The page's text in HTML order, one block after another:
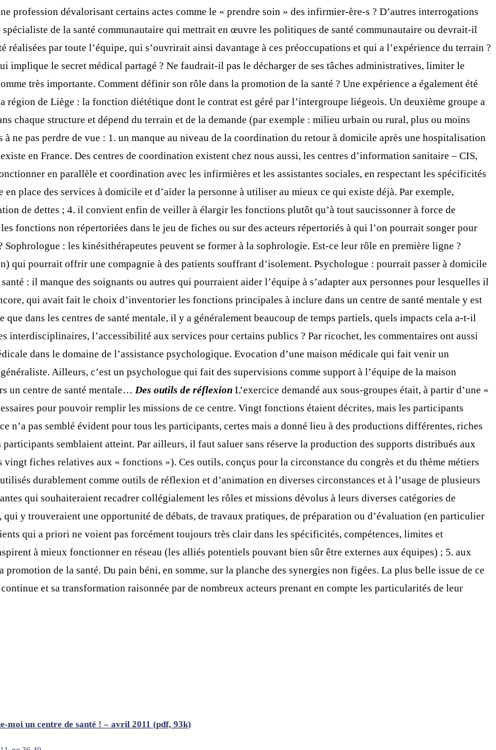
profession dévalorisant certains actes comme le « prendre soin » des infirmier-ère-s ? D’autres interrogations
de la santé communautaire qui mettrait en œuvre les politiques de santé communautaire ou devrait-il
par toute l’équipe, qui s’ouvrirait ainsi davantage à ces préoccupations et qui a l’expérience du terrain ?
implique le secret médical partagé ? Ne faudrait-il pas le décharger de ses tâches administratives, limiter le
très importante. Comment définir son rôle dans la promotion de la santé ? Une expérience a également été
région de Liège : la fonction diététique dont le contrat est géré par l’intergroupe liégeois. Un deuxième groupe a
chaque structure et dépend du terrain et de la demande (par exemple : milieu urbain ou rural, plus ou moins
ne pas perdre de vue : 1. un manque au niveau de la coordination du retour à domicile après une hospitalisation
en France. Des centres de coordination existent chez nous aussi, les centres d’information sanitaire – CIS,
en parallèle et coordination avec les infirmières et les assistantes sociales, en respectant les spécificités
place des services à domicile et d’aider la personne à utiliser au mieux ce qui existe déjà. Par exemple,
de dettes ; 4. il convient enfin de veiller à élargir les fonctions plutôt qu’à tout saucissonner à force de
fonctions non répertoriées dans le jeu de fiches ou sur des acteurs répertoriés à qui l’on pourrait songer pour
: les kinésithérapeutes peuvent se former à la sophrologie. Est-ce leur rôle en première ligne ?
qui pourrait offrir une compagnie à des patients souffrant d’isolement. Psychologue : pourrait passer à domicile
: il manque des soignants ou autres qui pourraient aider l’équipe à s’adapter aux personnes pour lesquelles il
qui avait fait le choix d’inventorier les fonctions principales à inclure dans un centre de santé mentale y est
que dans les centres de santé mentale, il y a généralement beaucoup de temps partiels, quels impacts cela a-t-il
interdisciplinaires, l’accessibilité aux services pour certains publics ? Par ricochet, les commentaires ont aussi
dans le domaine de l’assistance psychologique. Evocation d’une maison médicale qui fait venir un
Ailleurs, c’est un psychologue qui fait des supervisions comme support à l’équipe de la maison
un centre de santé mentale… Des outils de réflexion L’exercice demandé aux sous-groupes était, à partir d’une «
pour pouvoir remplir les missions de ce centre. Vingt fonctions étaient décrites, mais les participants
n’a pas semblé évident pour tous les participants, certes mais a donné lieu à des productions différentes, riches
semblaient atteint. Par ailleurs, il faut saluer sans réserve la production des supports distribués aux
fiches relatives aux « fonctions »). Ces outils, conçus pour la circonstance du congrès et du thème métiers
durablement comme outils de réflexion et d’animation en diverses circonstances et à l’usage de plusieurs
qui souhaiteraient recadrer collégialement les rôles et missions dévolus à leurs diverses catégories de
y trouveraient une opportunité de débats, de travaux pratiques, de préparation ou d’évaluation (en particulier
qui a priori ne voient pas forcément toujours très clair dans les spécificités, compétences, limites et
à mieux fonctionner en réseau (les alliés potentiels pouvant bien sûr être externes aux équipes) ; 5. aux
de la santé. Du pain béni, en somme, sur la planche des synergies non figées. La plus belle issue de ce
et sa transformation raisonnée par de nombreux acteurs prenant en compte les particularités de leur
moi un centre de santé ! – avril 2011 (pdf, 93k)